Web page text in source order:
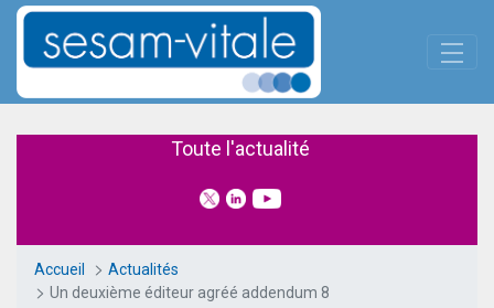
Saut au contenu principal
Un deuxième éditeur agréé
Toute l'actualité
Accueil
Actualités
Un deuxième éditeur agréé addendum 8
Panneau de gestion des cookies